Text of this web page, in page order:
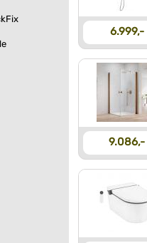
6.999,-
9.086,-